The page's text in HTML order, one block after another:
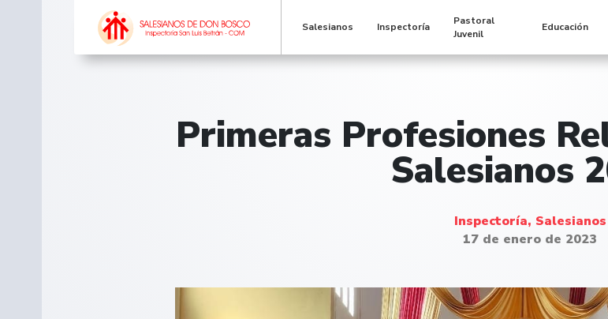
Salesianos Inspectoría
Pastoral
Juvenil
Educación
Primeras Profesiones
Salesianos
Inspectoría, Salesianos
17 de enero de 2023